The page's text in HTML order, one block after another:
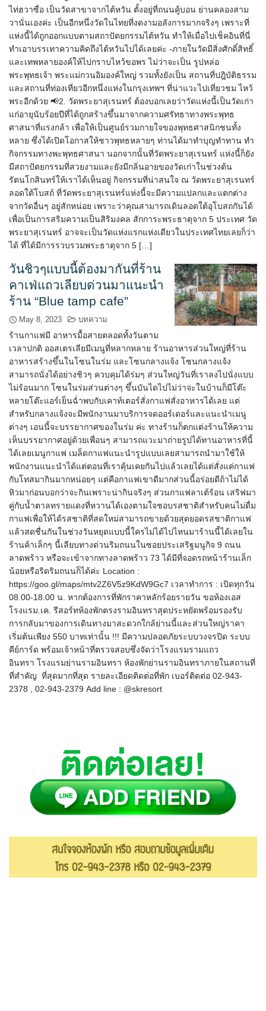
ไท่ฮวาซื่อ เป็นวัดสาขาจากไต้หวัน ตั้งอยู่ที่ถนนคู้บอน ย่านคลองสาม
วานั่นเองค่ะ เป็นอีกหนึ่งวัดในไทยที่งดงามอลังการมากจริงๆ เพราะที่
แห่งนี้ได้ถูกออกแบบตามสถาปัตยกรรมไต้หวัน ทำให้เมื่อไปเช็คอินที่นี่
ทำเอาบรรเทาความคิดถึงไต้หวันไปได้เลยค่ะ -ภายในวัดมีสิ่งศักดิ์สิทธิ์
และเทพหลายองค์ให้ไปกราบไหว้ขอพร ไม่ว่าจะเป็น รูปหล่อ
พระพุทธเจ้า พระแม่กวนอิมองค์ใหญ่ รวมทั้งยังเป็น สถานที่ปฎิบัติธรรม
และสถานที่ท่องเที่ยวอีกหนึ่งแห่งในกรุงเทพฯ ที่น่าแวะไปเที่ยวชม ไหว้
พระอีกด้วย 📢2. วัดพระยาสุเรนทร์ ต้องบอกเลยว่าวัดแห่งนี้เป็นวัดเก่า
แก่อายุนับร้อยปีที่ได้ถูกสร้างขึ้นมาจากความศรัทธาทางพระพุทธ
ศาสนาที่แรงกล้า เพื่อให้เป็นศูนย์รวมกายใจของพุทธศาสนิกชนทั้ง
หลาย ซึ่งได้เปิดโอกาสให้ชาวพุทธหลายๆ ท่านได้มาทำบุญทำทาน ทำ
กิจกรรมทางพะพุทธศาสนา นอกจากนั้นที่วัดพระยาสุเรนทร์ แห่งนี้ก็ยัง
มีสถาปัตยกรรมที่สวยงามและยังมีกลิ่นอายของวัดเก่าในช่วงต้น
รัตนโกสินทร์ให้เราได้เห็นอยู่ กิจกรรมที่น่าสนใจ ณ วัดพระยาสุเรนทร์
ลอดใต้โบสถ์ ที่วัดพระยาสุเรนทร์แห่งนี้จะมีความแปลกและแตกต่าง
จากวัดอื่นๆ อยู่สักหน่อย เพราะว่าคุณสามารถเดินลอดใต้อุโบสถกันได้
เพื่อเป็นการสริมความเป็นสิริมงคล สักการะพระธาตุจาก 5 ประเทศ วัด
พระยาสุเรนทร์ อาจจะเป็นวัดแห่งแรกแห่งเดียวในประเทศไทยเลยก็ว่า
ได้ ที่ได้มีการรวบรวมพระธาตุจาก 5 […]
วันชิวๆแบบนี้ต้องมากันที่ร้าน
คาเฟ่แถวเลียบด่วนมาแนะนำ
ร้าน “Blue tamp cafe”
May 8, 2023 บทความ
ร้านกาแฟมี อาหารมื้อสายตลอดทั้งวันตาม
เวลาปกติ ออสเตรเลียมีเมนูที่หลากหลาย ร้านอาหารส่วนใหญ่ที่ร้าน
อาหารสร้างขึ้นในโซนในร่ม และโซนกลางแจ้ง โซนกลางแจ้ง
สามารถนั่งได้อย่างชิวๆ ควบคุมได้ร่มๆ ส่วนใหญ่วันที่เราลงไปนั่งแบบ
ไม่ร้อนมาก โซนในร่มส่วนต่างๆ ขึ้นบันไดไปไม่ว่าจะในบ้านก็มีโต๊ะ
หลายโต๊ะแอร์เย็นฉ่ำพบกับเคาท์เตอร์สั่งกาแฟสั่งอาหารได้เลย แต่
สำหรับกลางแจ้งจะมีพนักงานมาบริการจดออร์เดอร์และแนะนำเมนู
ต่างๆ เอนนี้จะบรรยากาศของในร่ม ค่ะ ทางร้านก็ตกแต่งร้านให้ความ
เห็นบรรยากาศอยู่ด้วยเพื่อนๆ สามารถแวะมาถ่ายรูปได้ทานอาหารที่นี้
ได้เลยเมนูกาแฟ เมล็ดกาแฟแนะนำรูปแบบเลยสามารถนำมาใช้ให้
พนักงานแนะนำได้แต่ตอนที่เราคุ้นเคยกันไปแล้วเลยได้แต่สั่งแค่กาแฟ
กับโทสมากินมากหน่อยๆ แต่คือกาแฟเขาดีมากส่วนนี้อร่อยดีถ้าไม่ได้
หิวมาก่อนบอกว่าจะกินเพราะน่ากินจริงๆ ส่วนกาแฟลาเต้ร้อน เสริฟมา
คู่กับน้ำตาลทรายแดงที่หวานได้เองตามใจชอบรสชาติสำหรับคนไม่ดื่ม
กาแฟเพื่อให้ได้รสชาติที่สดใหม่สามารถขายด้วยสุดยอดรสชาติกาแฟ
แล้วสดชื่นกันในช่วงวันหยุดแบบนี้ใครไม่ได้ไปไหนมาร้านนี้ได้เลยใน
ร้านค้าเล็กๆ นี้เลียบทางด่วนริมถนนในซอยประเสริฐมนูกิจ 9 ถนน
ลาดพร้าว หรือจะเข้าจากทางลาดพร้าว 73 ได้มีที่จอดรถหน้าร้านเล็ก
น้อยหรือริดริมถนนก็ได้ค่ะ Location :
https://goo.gl/maps/mtv2Z6V5z9KdW9Gc7 เวลาทำการ : เปิดทุกวัน
08.00-18.00 น. หากต้องการที่พักราคาหลักร้อยรายวัน ขอห้องเอส
โรงแรม.เค. รีสอร์ทห้องพักตรงรามอินทราสุดประหยัดพร้อมรองรับ
การกลับมาของการเดินทางมาสะดวกใกล้ย่านนี้และส่วนใหญ่ราคา
เริ่มต้นเพียง 550 บาทเท่านั้น !!! มีความปลอดภัยระบบวงจรปิด ระบบ
คีย์การ์ด พร้อมเจ้าหน้าที่ตรวจสอบซึ่งจัดว่าโรงแรมรามแถว
อินทรา โรงแรมย่านรามอินทรา ห้องพักย่านรามอินทราภายในสถานที่
ที่สำคัญ ที่สุดมากที่สุด รายละเอียดติดต่อที่พัก เบอร์ติดต่อ 02-943-
2378 , 02-943-2379 Add line : @skresort